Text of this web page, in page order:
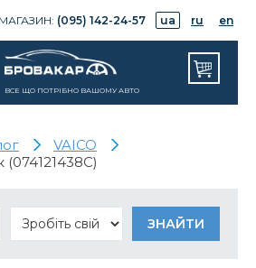
(095) 142-24-57 ua ru en
ВСЕ ЩО ПОТРІБНО ВАШОМУ АВТО
VAICO